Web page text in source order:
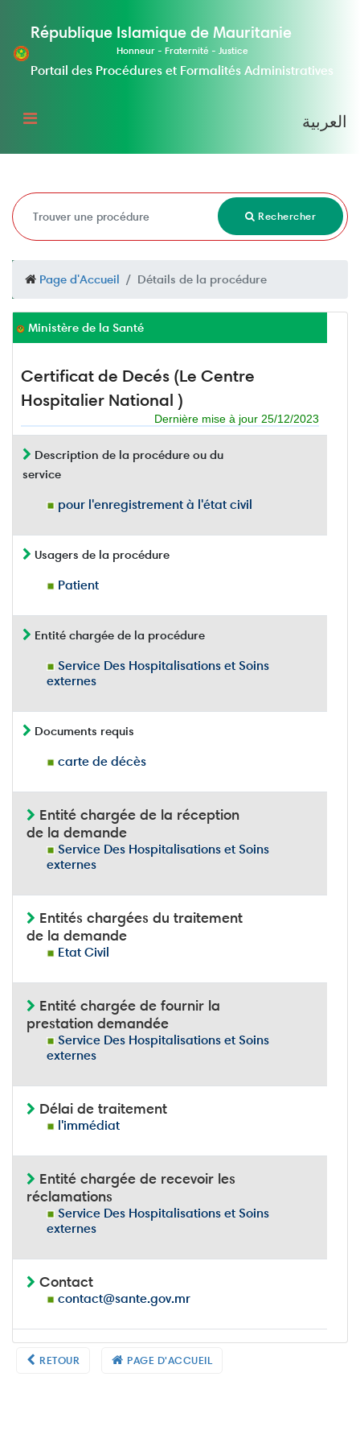
République Islamique de Mauritanie
Honneur - Fraternité - Justice
Portail des Procédures et Formalités Administratives
العربية
Rechercher
Page d'Accueil Détails de la procédure
Ministère de la Santé
Certificat de Decés (Le Centre
Hospitalier National )
Dernière mise à jour 25/12/2023
Description de la procédure ou du
service
pour l'enregistrement à l'état civil
Usagers de la procédure
Patient
Entité chargée de la procédure
Service Des Hospitalisations et Soins
externes
Documents requis
carte de décès
Entité chargée de la réception
de la demande
Service Des Hospitalisations et Soins
externes
Entités chargées du traitement
de la demande
Etat Civil
Entité chargée de fournir la
prestation demandée
Service Des Hospitalisations et Soins
externes
Délai de traitement
l'immédiat
Entité chargée de recevoir les
réclamations
Service Des Hospitalisations et Soins
externes
Contact
contact@sante.gov.mr
RETOUR PAGE D'ACCUEIL